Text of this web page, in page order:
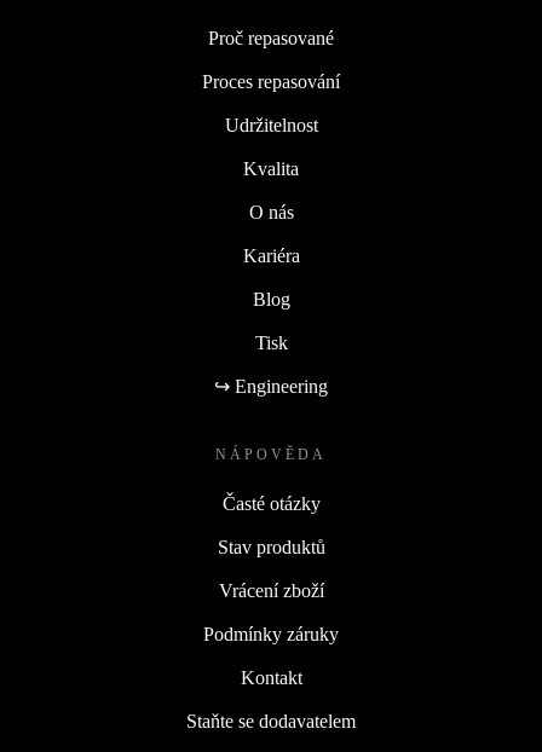
Proč repasované
Proces repasování
Udržitelnost
Kvalita
O nás
Kariéra
Blog
Tisk
↪ Engineering
NÁPOVĚDA
Časté otázky
Stav produktů
Vrácení zboží
Podmínky záruky
Kontakt
Staňte se dodavatelem